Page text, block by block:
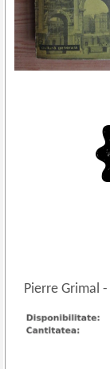
Pierre Grimal-